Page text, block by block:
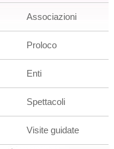
Associazioni
Proloco
Enti
Spettacoli
Visite guidate